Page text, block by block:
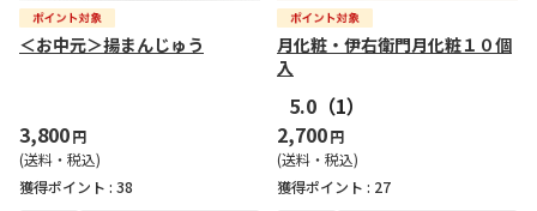
＜お中元＞揚まんじゅう
3,800円
(送料・税込)
獲得ポイント : 38
月化粧・伊右衛門月化粧１０個
入
5.0 （1）
2,700円
(送料・税込)
獲得ポイント : 27